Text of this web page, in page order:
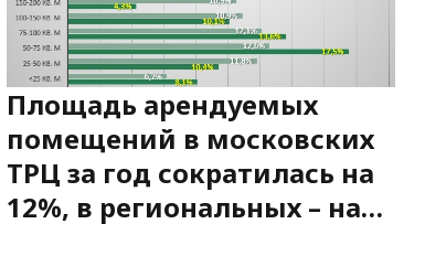
Площадь арендуемых
помещений в московских
ТРЦ за год сократилась на
12%, в региональных – на